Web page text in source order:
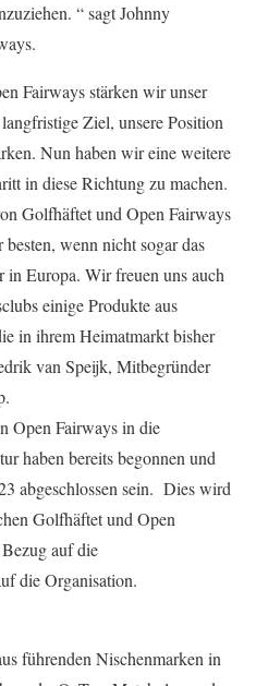
“ sagt Johnny
Fairways stärken wir unser
Ziel, unsere Position
Nun haben wir eine weitere
in diese Richtung zu machen.
Golfhäftet und Open Fairways
wenn nicht sogar das
Europa. Wir freuen uns auch
einige Produkte aus
in ihrem Heimatmarkt bisher
van Speijk, Mitbegründer
Open Fairways in die
haben bereits begonnen und
abgeschlossen sein. Dies wird
Golfhäftet und Open
auf die
die Organisation.
führenden Nischenmarken in